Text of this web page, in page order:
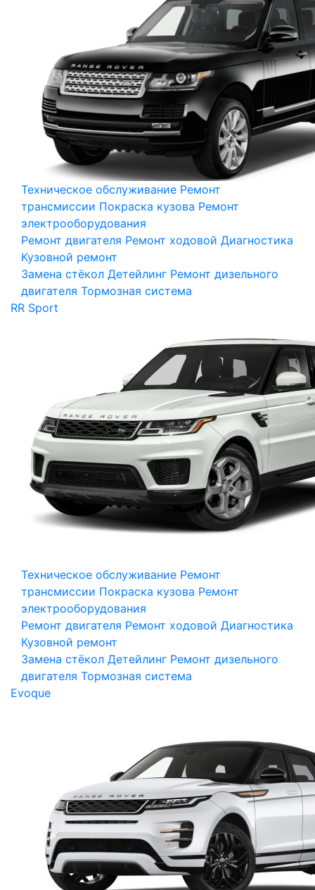
Техническое обслуживание Ремонт
трансмиссии Покраска кузова Ремонт
электрооборудования
Ремонт двигателя Ремонт ходовой Диагностика
Кузовной ремонт
Замена стёкол Детейлинг Ремонт дизельного
двигателя Тормозная система
RR Sport
Техническое обслуживание Ремонт
трансмиссии Покраска кузова Ремонт
электрооборудования
Ремонт двигателя Ремонт ходовой Диагностика
Кузовной ремонт
Замена стёкол Детейлинг Ремонт дизельного
двигателя Тормозная система
Evoque